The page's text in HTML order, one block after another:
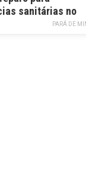
sanitárias no
PARÁ DE